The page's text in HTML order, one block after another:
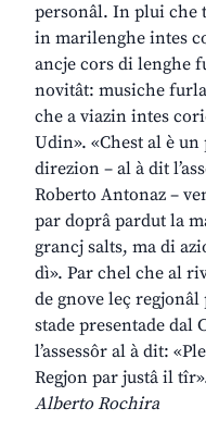
personâl. In plui che
in marilenghe intes
ancje cors di lenghe
novitât: musiche
che a viazin intes
Udin». «Chest al è
direzion – al à dit
Roberto Antonaz –
par doprâ pardut la
grancj salts, ma di
dì». Par chel che al
de gnove leç
stade presentade dal
l’assessôr al à dit:
Regjon par justâ il
Alberto Rochira